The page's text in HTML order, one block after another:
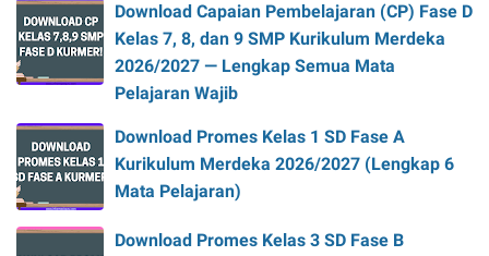
Download Capaian Pembelajaran (CP) Fase D
Kelas 7, 8, dan 9 SMP Kurikulum Merdeka
2026/2027 — Lengkap Semua Mata
Pelajaran Wajib
Download Promes Kelas 1 SD Fase A
Kurikulum Merdeka 2026/2027 (Lengkap 6
Mata Pelajaran)
Download Promes Kelas 3 SD Fase B